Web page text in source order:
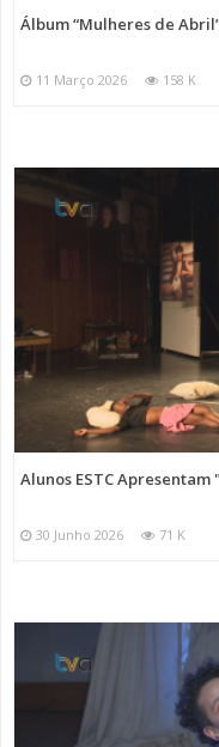
Álbum “Mulheres de
11 Março 2026 158 K
Alunos ESTC
30 Junho 2026 71 K